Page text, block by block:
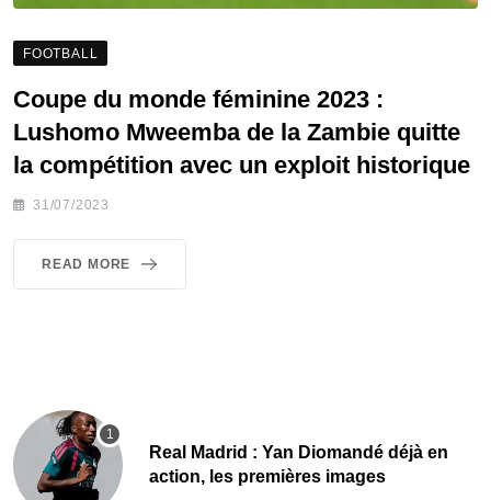
FOOTBALL
Coupe du monde féminine 2023 :
Lushomo Mweemba de la Zambie quitte
la compétition avec un exploit historique
31/07/2023
READ MORE
Real Madrid : Yan Diomandé déjà en
action, les premières images